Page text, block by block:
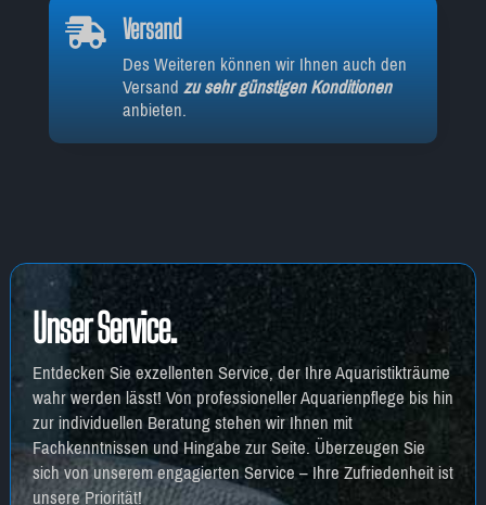
 Versand
Des Weiteren können wir Ihnen auch den
Versandzu sehr günstigen Konditionen
anbieten.
Unser Service.
Entdecken Sie exzellenten Service, der Ihre Aquaristikträume
wahr werden lässt! Von professioneller Aquarienpflege bis hin
zur individuellen Beratung stehen wir Ihnen mit
Fachkenntnissen und Hingabe zur Seite. Überzeugen Sie
sich von unserem engagierten Service – Ihre Zufriedenheit ist
unsere Priorität!